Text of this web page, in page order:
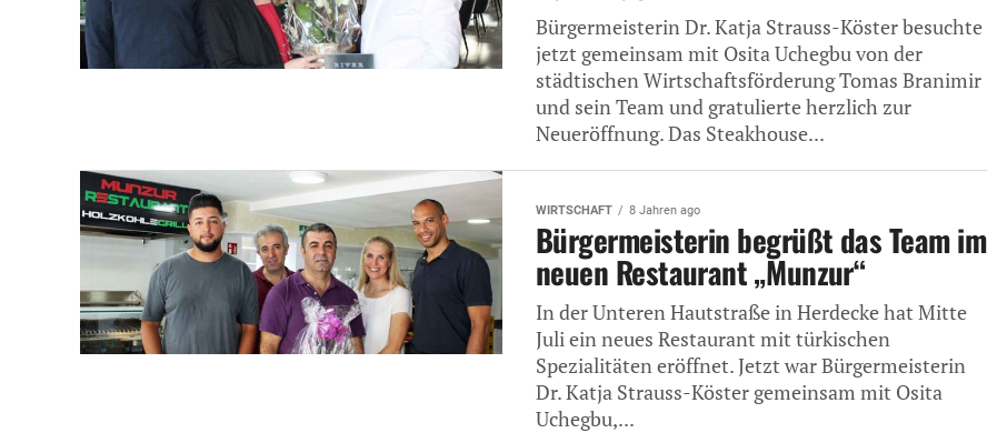
Bürgermeisterin Dr. Katja Strauss-Köster besuchte
jetzt gemeinsam mit Osita Uchegbu von der
städtischen Wirtschaftsförderung Tomas Branimir
und sein Team und gratulierte herzlich zur
Neueröffnung. Das Steakhouse...
WIRTSCHAFT 8 Jahren ago
Bürgermeisterin begrüßt das Team im
neuen Restaurant „Munzur“
In der Unteren Hautstraße in Herdecke hat Mitte
Juli ein neues Restaurant mit türkischen
Spezialitäten eröffnet. Jetzt war Bürgermeisterin
Dr. Katja Strauss-Köster gemeinsam mit Osita
Uchegbu,...